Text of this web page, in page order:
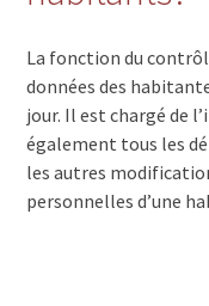
La fonction du
données des
jour. Il est chargé de
également tous les
les autres
personnelles d’une